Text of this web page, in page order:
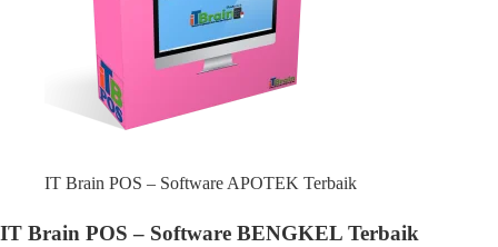
IT Brain POS – Software APOTEK Terbaik
IT Brain POS – Software BENGKEL Terbaik